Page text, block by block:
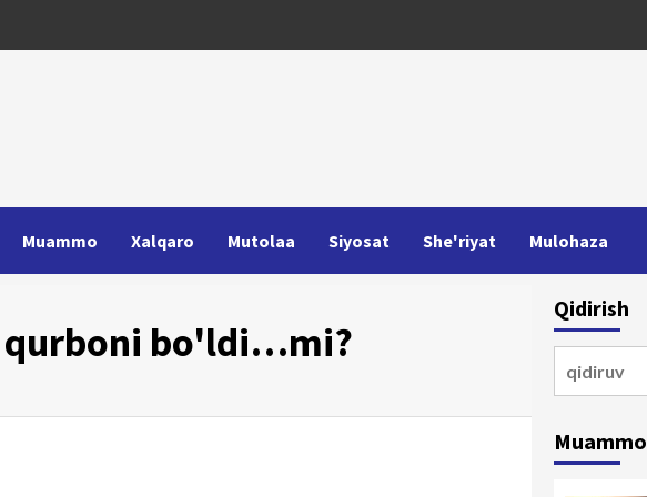
Muammo Xalqaro Mutolaa Siyosat She'riyat Mulohaza
bo'ldi…mi?
Qidirish
Muammo